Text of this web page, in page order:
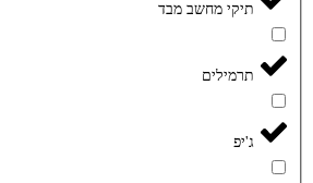
תיקי מחשב מבד
תרמילים
ג'יפ